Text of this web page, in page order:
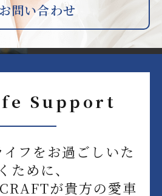
お問い合わせ
Support
フをお過ごしいた
ために、
が貴方の愛車